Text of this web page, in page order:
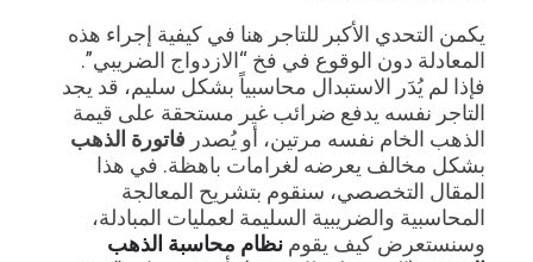
يكمن التحدي الأكبر للتاجر هنا في كيفية إجراء هذه
المعادلة دون الوقوع في فخ “الازدواج الضريبي”.
فإذا لم يُدَر الاستبدال محاسبياً بشكل سليم، قد يجد
التاجر نفسه يدفع ضرائب غير مستحقة على قيمة
الذهب الخام نفسه مرتين، أو يُصدر فاتورة الذهب
بشكل مخالف يعرضه لغرامات باهظة. في هذا
المقال التخصصي، سنقوم بتشريح المعالجة
المحاسبية والضريبية السليمة لعمليات المبادلة،
وسنستعرض كيف يقوم نظام محاسبة الذهب